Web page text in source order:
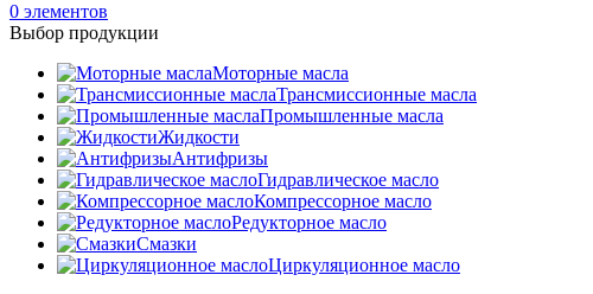
0 элементов
Выбор продукции
Моторные масла
Трансмиссионные масла
Промышленные масла
Жидкости
Антифризы
Гидравлическое масло
Компрессорное масло
Редукторное масло
Смазки
Циркуляционное масло